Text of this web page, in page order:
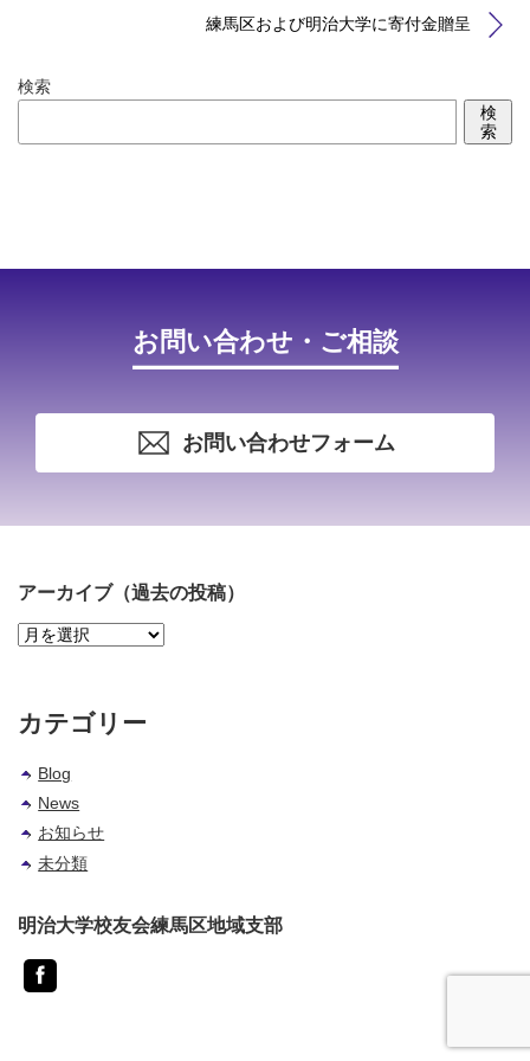
練馬区および明治大学に寄付金贈呈
検索
検
索
お問い合わせ・ご相談
お問い合わせフォーム
アーカイブ（過去の投稿）
ア
ブ
去
の
投
稿）
カテゴリー
Blog
News
お知らせ
未分類
明治大学校友会練馬区地域支部